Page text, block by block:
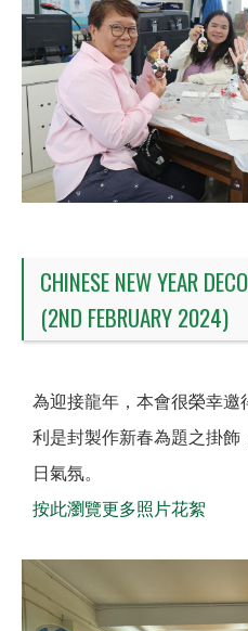
CHINESE NEW YEAR
(2ND FEBRUARY 2024)
為迎接龍年，本會很榮幸
利是封製作新春為題之掛
日氣氛。
按此瀏覽更多照片花絮